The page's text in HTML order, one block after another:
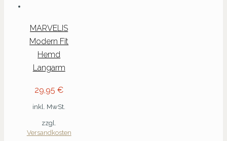
MARVELIS
Modern Fit
Hemd
Langarm
29,95€
inkl. MwSt.
zzgl.
Versandkosten